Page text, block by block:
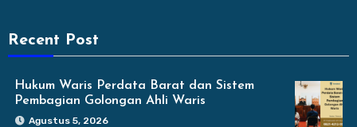
Recent Post
Hukum Waris Perdata Barat dan Sistem
Pembagian Golongan Ahli Waris
Agustus 5, 2026